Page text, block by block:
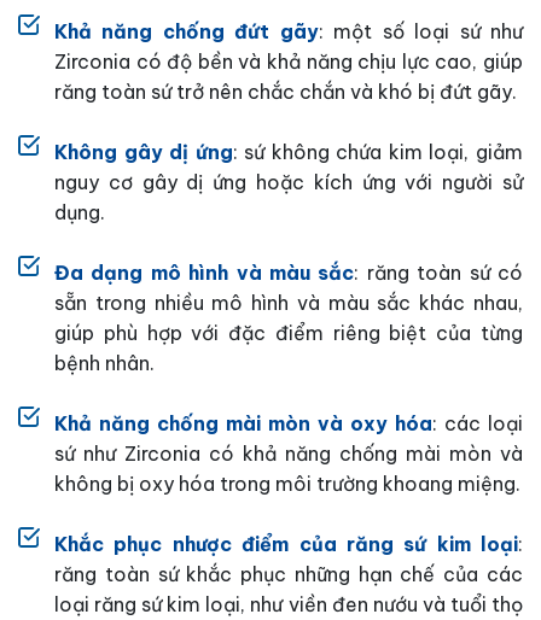
Khả năng chống đứt gãy: một số loại sứ như
Zirconia có độ bền và khả năng chịu lực cao, giúp
răng toàn sứ trở nên chắc chắn và khó bị đứt gãy.
Không gây dị ứng: sứ không chứa kim loại, giảm
nguy cơ gây dị ứng hoặc kích ứng với người sử
dụng.
Đa dạng mô hình và màu sắc: răng toàn sứ có
sẵn trong nhiều mô hình và màu sắc khác nhau,
giúp phù hợp với đặc điểm riêng biệt của từng
bệnh nhân.
Khả năng chống mài mòn và oxy hóa: các loại
sứ như Zirconia có khả năng chống mài mòn và
không bị oxy hóa trong môi trường khoang miệng.
Khắc phục nhược điểm của răng sứ kim loại:
răng toàn sứ khắc phục những hạn chế của các
loại răng sứ kim loại, như viền đen nướu và tuổi thọ